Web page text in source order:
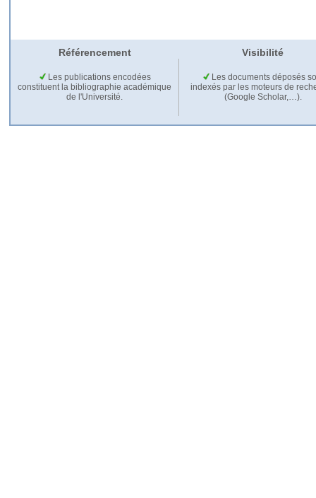
Référencement Visibilité
Les publications encodées
constituent la bibliographie académique
de l'Université.
Les documents déposés
indexés par les moteurs de
(Google Scholar,…).